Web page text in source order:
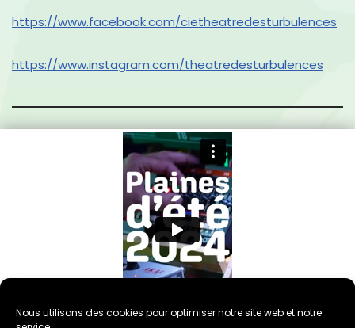
Nous utilisons des cookies pour optimiser notre site web et notre
https://www.facebook.com/cietheatredesturbulences
https://www.instagram.com/theatredesturbulences